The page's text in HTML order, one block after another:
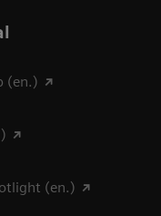
(en.)
(en.)